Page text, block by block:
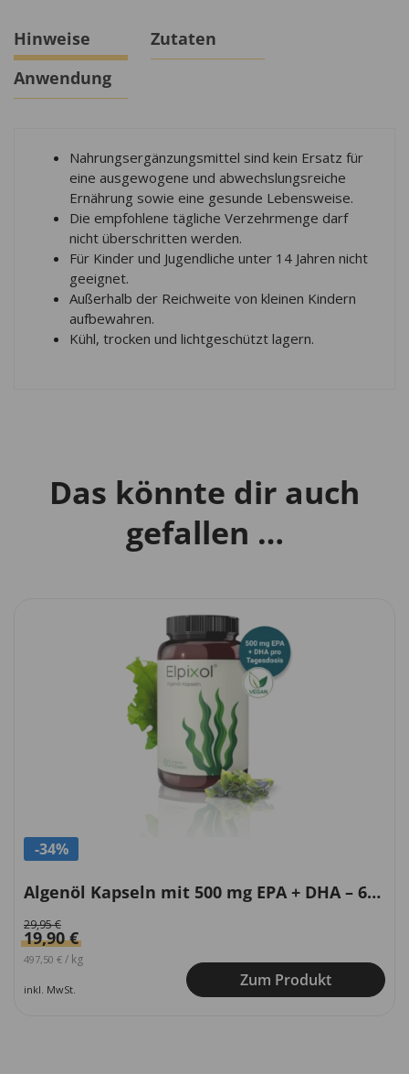
Hinweise
Zutaten
Anwendung
Nahrungsergänzungsmittel sind kein Ersatz für
eine ausgewogene und abwechslungsreiche
Ernährung sowie eine gesunde Lebensweise.
Die empfohlene tägliche Verzehrmenge darf
nicht überschritten werden.
Für Kinder und Jugendliche unter 14 Jahren nicht
geeignet.
Außerhalb der Reichweite von kleinen Kindern
aufbewahren.
Kühl, trocken und lichtgeschützt lagern.
Das könnte dir auch
gefallen …
-34%
Algenöl Kapseln mit 500 mg EPA + DHA – 60 Stück
29,95€
Ursprünglicher Preis war: 29,95 €
19,90€Aktueller Preis ist: 19,90 €.
497,50 € / kg
inkl. MwSt. Zum Produkt